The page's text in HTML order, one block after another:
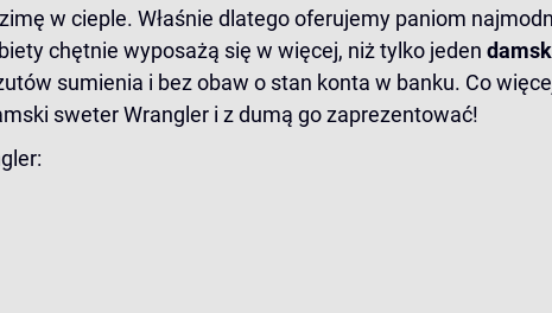
w cieple. Właśnie dlatego oferujemy paniom
chętnie wyposażą się w więcej, niż tylko jeden
sumienia i bez obaw o stan konta w banku. Co
sweter Wrangler i z dumą go zaprezentować!